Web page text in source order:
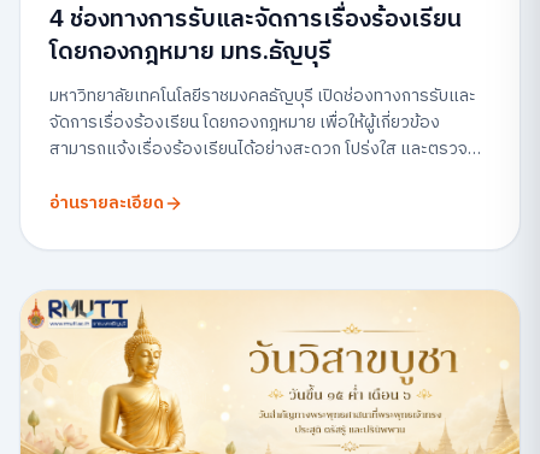
4 ช่องทางการรับและจัดการเรื่องร้องเรียน
โดยกองกฎหมาย มทร.ธัญบุรี
มหาวิทยาลัยเทคโนโลยีราชมงคลธัญบุรี เปิดช่องทางการรับและ
จัดการเรื่องร้องเรียน โดยกองกฎหมาย เพื่อให้ผู้เกี่ยวข้อง
สามารถแจ้งเรื่องร้องเรียนได้อย่างสะดวก โปร่งใส และตรวจ
อ่านรายละเอียด